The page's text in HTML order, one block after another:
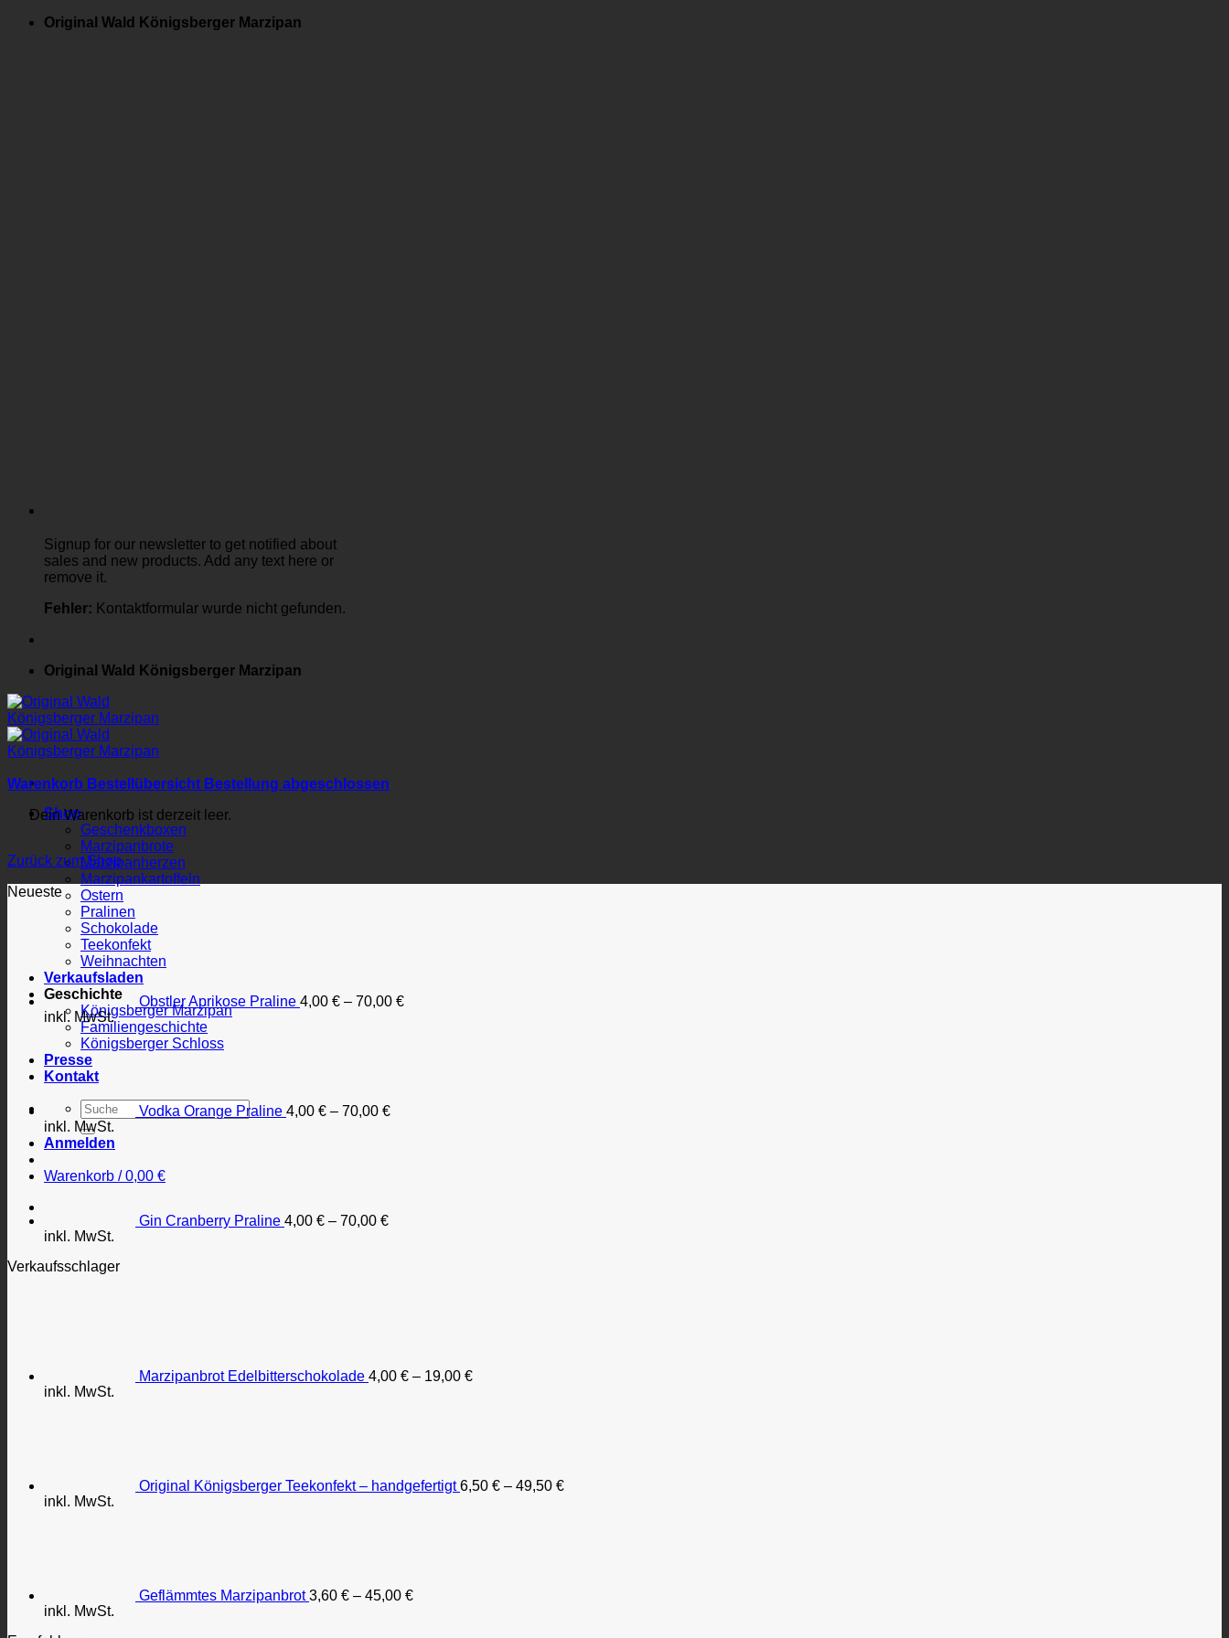
Zum
Original Wald Königsberger Marzipan
Signup for our newsletter to get notified about
sales and new products. Add any text here or
remove it.
Fehler: Kontaktformular wurde nicht gefunden.
Original Wald Königsberger Marzipan
Shop
Geschenkboxen
Marzipanbrote
Marzipanherzen
Marzipankartoffeln
Ostern
Pralinen
Schokolade
Teekonfekt
Weihnachten
Verkaufsladen
Geschichte
Königsberger Marzipan
Familiengeschichte
Königsberger Schloss
Presse
Kontakt
Suchen
nach:
Anmelden
Warenkorb /0,00 €
Warenkorb Bestellübersicht Bestellung abgeschlossen
Dein Warenkorb ist derzeit leer.
Zurück zum Shop
Neueste
Obstler Aprikose Praline 4,00 € – 70,00 €
inkl. MwSt.
Vodka Orange Praline 4,00 € – 70,00 €
inkl. MwSt.
Gin Cranberry Praline 4,00 € – 70,00 €
inkl. MwSt.
Verkaufsschlager
Marzipanbrot Edelbitterschokolade 4,00 € – 19,00 €
inkl. MwSt.
Original Königsberger Teekonfekt – handgefertigt 6,50 € – 49,50 €
inkl. MwSt.
Geflämmtes Marzipanbrot 3,60 € – 45,00 €
inkl. MwSt.